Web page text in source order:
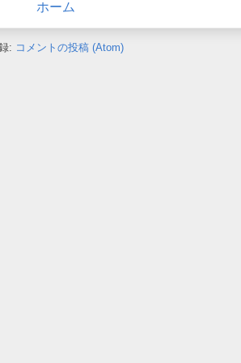
ホーム
: コメントの投稿 (Atom)